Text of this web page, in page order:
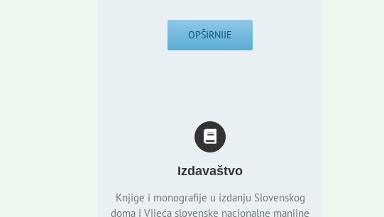
OPŠIRNIJE
Izdavaštvo
Knjige i monografije u izdanju Slovenskog
doma i Vijeća slovenske nacionalne manjine